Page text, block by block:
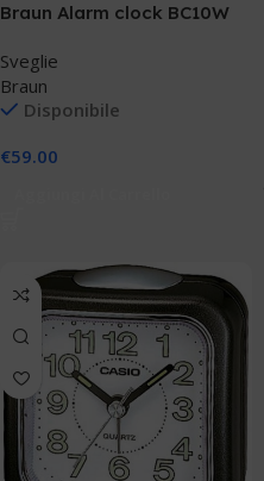
Braun Alarm clock BC10W
Sveglie
Braun
Disponibile
€59.00